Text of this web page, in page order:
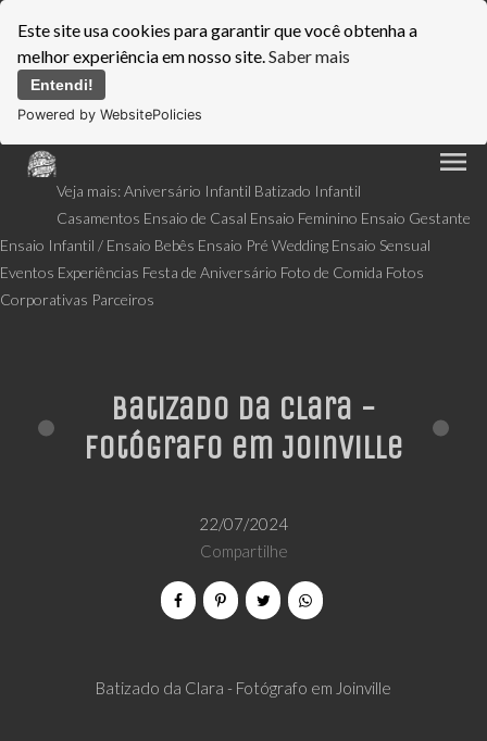
Este site usa cookies para garantir que você obtenha a
melhor experiência em nosso site.Saber mais
Entendi!
Powered by WebsitePolicies
menu
Veja mais:Aniversário Infantil Batizado Infantil
Casamentos Ensaio de Casal Ensaio Feminino Ensaio Gestante
Ensaio Infantil / Ensaio Bebês Ensaio Pré Wedding Ensaio Sensual
Eventos Experiências Festa de Aniversário Foto de Comida Fotos
Corporativas Parceiros
Batizado da Clara -
Fotógrafo em Joinville
22/07/2024
Compartilhe
Batizado da Clara - Fotógrafo em Joinville